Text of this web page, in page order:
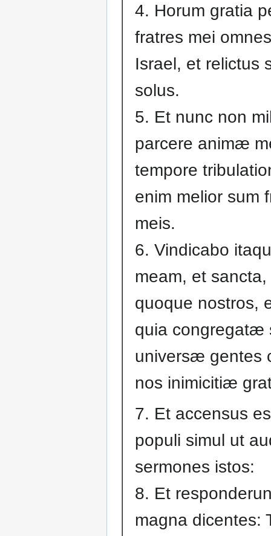
4. Horum gratia
fratres mei
Israel, et relictus
solus.
5. Et nunc non
parcere animæ
tempore
enim melior sum
meis.
6. Vindicabo
meam, et
quoque nostros,
quia congregatæ
universæ gentes
nos inimicitiæ
7. Et accensus
populi simul ut
sermones istos:
8. Et
magna dicentes: